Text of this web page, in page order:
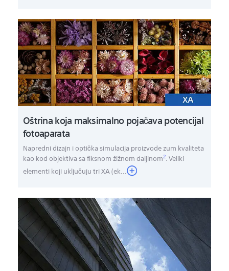
Oštrina koja maksimalno pojačava potencijal
fotoaparata
Napredni dizajn i optička simulacija proizvode zum kvaliteta
kao kod objektiva sa fiksnom žižnom daljinom2. Veliki
elementi koji uključuju tri XA (ek...